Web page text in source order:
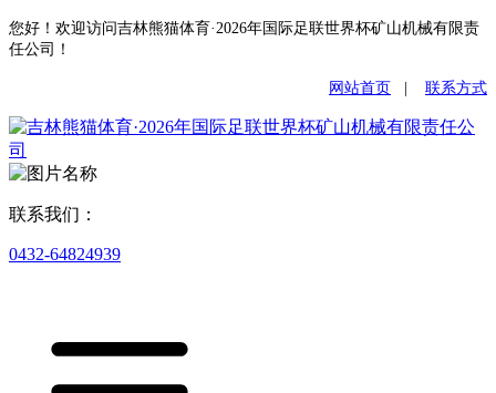
您好！欢迎访问吉林熊猫体育·2026年国际足联世界杯矿山机械有限责
任公司！
网站首页 联系方式
联系我们：
0432-64824939